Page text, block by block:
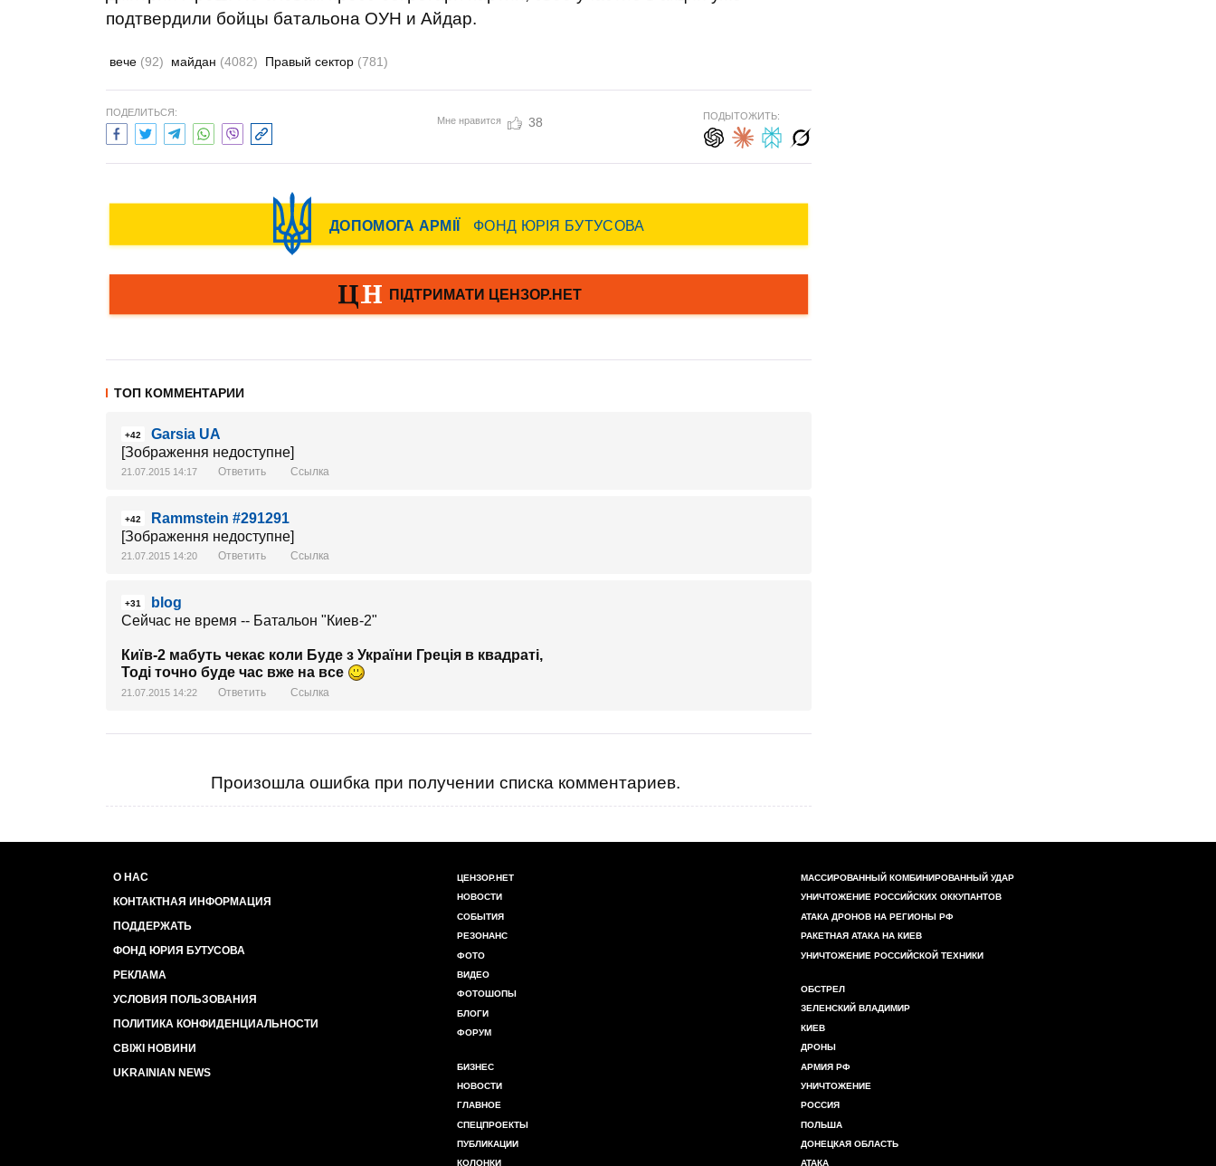
подтвердили бойцы батальона ОУН и Айдар.
вече (92) майдан (4082) Правый сектор (781)
ПОДЕЛИТЬСЯ:
Мне нравится 38 ПОДЫТОЖИТЬ:
ТОП КОММЕНТАРИИ
+42
Garsia UA
[Зображення недоступне]
21.07.2015 14:17 Ответить Ссылка
+42
Rammstein #291291
[Зображення недоступне]
21.07.2015 14:20 Ответить Ссылка
+31
blog
Сейчас не время -- Батальон "Киев-2"
Київ-2 мабуть чекає коли Буде з України Греція в квадраті,
Тоді точно буде час вже на все
21.07.2015 14:22 Ответить Ссылка
Произошла ошибка при получении списка комментариев.
О НАС
КОНТАКТНАЯ ИНФОРМАЦИЯ
ПОДДЕРЖАТЬ
ФОНД ЮРИЯ БУТУСОВА
РЕКЛАМА
УСЛОВИЯ ПОЛЬЗОВАНИЯ
ПОЛИТИКА КОНФИДЕНЦИАЛЬНОСТИ
СВІЖІ НОВИНИ
UKRAINIAN NEWS
ЦЕНЗОР.НЕТ
НОВОСТИ
СОБЫТИЯ
РЕЗОНАНС
ФОТО
ВИДЕО
ФОТОШОПЫ
БЛОГИ
ФОРУМ
БИЗНЕС
НОВОСТИ
ГЛАВНОЕ
СПЕЦПРОЕКТЫ
ПУБЛИКАЦИИ
КОЛОНКИ
МАССИРОВАННЫЙ КОМБИНИРОВАННЫЙ УДАР
УНИЧТОЖЕНИЕ РОССИЙСКИХ ОККУПАНТОВ
АТАКА ДРОНОВ НА РЕГИОНЫ РФ
РАКЕТНАЯ АТАКА НА КИЕВ
УНИЧТОЖЕНИЕ РОССИЙСКОЙ ТЕХНИКИ
ОБСТРЕЛ
ЗЕЛЕНСКИЙ ВЛАДИМИР
КИЕВ
ДРОНЫ
АРМИЯ РФ
УНИЧТОЖЕНИЕ
РОССИЯ
ПОЛЬША
ДОНЕЦКАЯ ОБЛАСТЬ
АТАКА